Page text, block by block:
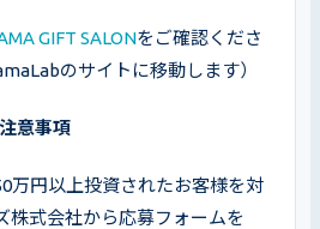
GIFT SALONをご確認くださ
のサイトに移動します）
意事項
万円以上投資されたお客様を対
株式会社から応募フォームを